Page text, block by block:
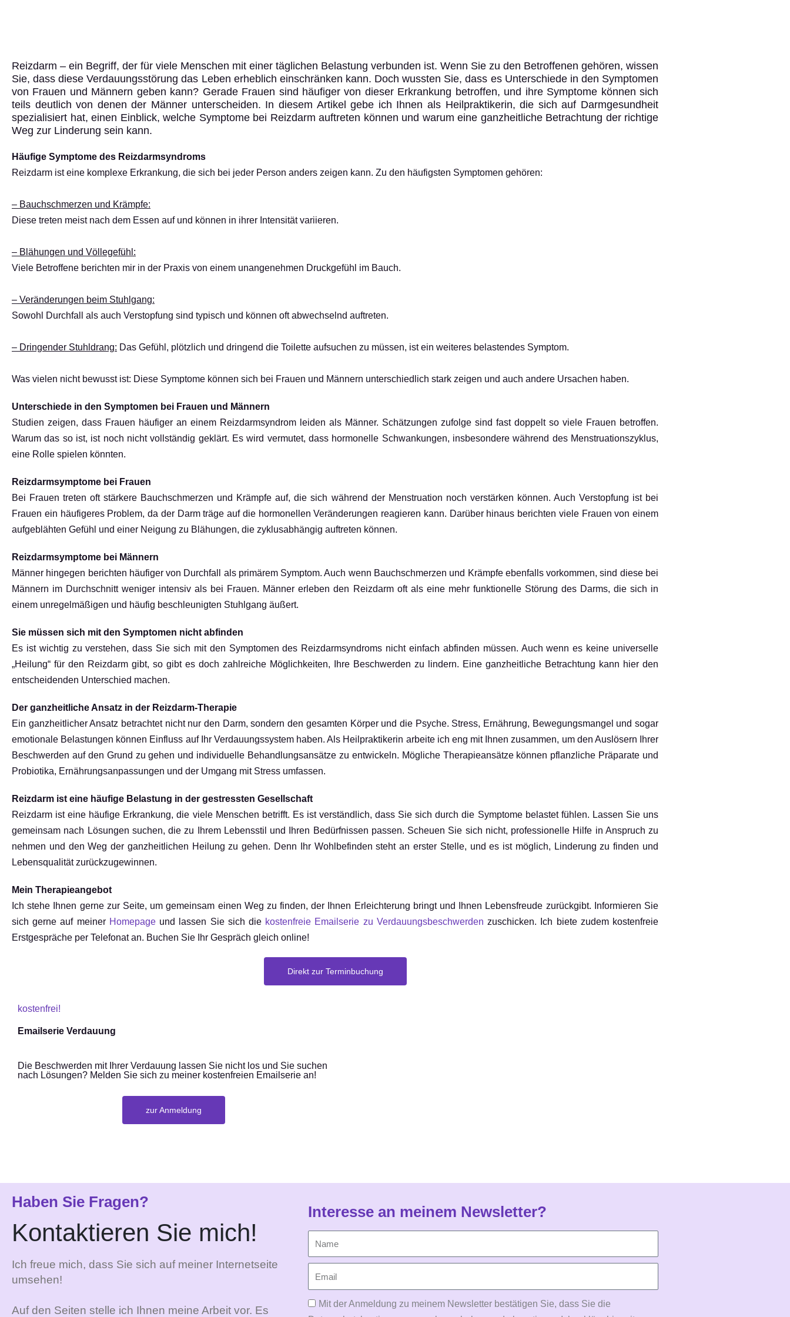
Reizdarm – ein Begriff, der für viele Menschen mit einer täglichen Belastung verbunden ist. Wenn Sie zu den Betroffenen gehören, wissen
Sie, dass diese Verdauungsstörung das Leben erheblich einschränken kann. Doch wussten Sie, dass es Unterschiede in den Symptomen
von Frauen und Männern geben kann? Gerade Frauen sind häufiger von dieser Erkrankung betroffen, und ihre Symptome können sich
teils deutlich von denen der Männer unterscheiden. In diesem Artikel gebe ich Ihnen als Heilpraktikerin, die sich auf Darmgesundheit
spezialisiert hat, einen Einblick, welche Symptome bei Reizdarm auftreten können und warum eine ganzheitliche Betrachtung der richtige
Weg zur Linderung sein kann.
Häufige Symptome des Reizdarmsyndroms
Reizdarm ist eine komplexe Erkrankung, die sich bei jeder Person anders zeigen kann. Zu den häufigsten Symptomen gehören:
– Bauchschmerzen und Krämpfe:
Diese treten meist nach dem Essen auf und können in ihrer Intensität variieren.
– Blähungen und Völlegefühl:
Viele Betroffene berichten mir in der Praxis von einem unangenehmen Druckgefühl im Bauch.
– Veränderungen beim Stuhlgang:
Sowohl Durchfall als auch Verstopfung sind typisch und können oft abwechselnd auftreten.
– Dringender Stuhldrang: Das Gefühl, plötzlich und dringend die Toilette aufsuchen zu müssen, ist ein weiteres belastendes Symptom.
Was vielen nicht bewusst ist: Diese Symptome können sich bei Frauen und Männern unterschiedlich stark zeigen und auch andere Ursachen haben.
Unterschiede in den Symptomen bei Frauen und Männern
Studien zeigen, dass Frauen häufiger an einem Reizdarmsyndrom leiden als Männer. Schätzungen zufolge sind fast doppelt so viele Frauen betroffen.
Warum das so ist, ist noch nicht vollständig geklärt. Es wird vermutet, dass hormonelle Schwankungen, insbesondere während des Menstruationszyklus,
eine Rolle spielen könnten.
Reizdarmsymptome bei Frauen
Bei Frauen treten oft stärkere Bauchschmerzen und Krämpfe auf, die sich während der Menstruation noch verstärken können. Auch Verstopfung ist bei
Frauen ein häufigeres Problem, da der Darm träge auf die hormonellen Veränderungen reagieren kann. Darüber hinaus berichten viele Frauen von einem
aufgeblähten Gefühl und einer Neigung zu Blähungen, die zyklusabhängig auftreten können.
Reizdarmsymptome bei Männern
Männer hingegen berichten häufiger von Durchfall als primärem Symptom. Auch wenn Bauchschmerzen und Krämpfe ebenfalls vorkommen, sind diese bei
Männern im Durchschnitt weniger intensiv als bei Frauen. Männer erleben den Reizdarm oft als eine mehr funktionelle Störung des Darms, die sich in
einem unregelmäßigen und häufig beschleunigten Stuhlgang äußert.
Sie müssen sich mit den Symptomen nicht abfinden
Es ist wichtig zu verstehen, dass Sie sich mit den Symptomen des Reizdarmsyndroms nicht einfach abfinden müssen. Auch wenn es keine universelle
„Heilung“ für den Reizdarm gibt, so gibt es doch zahlreiche Möglichkeiten, Ihre Beschwerden zu lindern. Eine ganzheitliche Betrachtung kann hier den
entscheidenden Unterschied machen.
Der ganzheitliche Ansatz in der Reizdarm-Therapie
Ein ganzheitlicher Ansatz betrachtet nicht nur den Darm, sondern den gesamten Körper und die Psyche. Stress, Ernährung, Bewegungsmangel und sogar
emotionale Belastungen können Einfluss auf Ihr Verdauungssystem haben. Als Heilpraktikerin arbeite ich eng mit Ihnen zusammen, um den Auslösern Ihrer
Beschwerden auf den Grund zu gehen und individuelle Behandlungsansätze zu entwickeln. Mögliche Therapieansätze können pflanzliche Präparate und
Probiotika, Ernährungsanpassungen und der Umgang mit Stress umfassen.
Reizdarm ist eine häufige Belastung in der gestressten Gesellschaft
Reizdarm ist eine häufige Erkrankung, die viele Menschen betrifft. Es ist verständlich, dass Sie sich durch die Symptome belastet fühlen. Lassen Sie uns
gemeinsam nach Lösungen suchen, die zu Ihrem Lebensstil und Ihren Bedürfnissen passen. Scheuen Sie sich nicht, professionelle Hilfe in Anspruch zu
nehmen und den Weg der ganzheitlichen Heilung zu gehen. Denn Ihr Wohlbefinden steht an erster Stelle, und es ist möglich, Linderung zu finden und
Lebensqualität zurückzugewinnen.
Mein Therapieangebot
Ich stehe Ihnen gerne zur Seite, um gemeinsam einen Weg zu finden, der Ihnen Erleichterung bringt und Ihnen Lebensfreude zurückgibt. Informieren Sie
sich gerne auf meiner Homepageund lassen Sie sich die kostenfreie Emailserie zu Verdauungsbeschwerden zuschicken. Ich biete zudem kostenfreie
Erstgespräche per Telefonat an. Buchen Sie Ihr Gespräch gleich online!
Direkt zur Terminbuchung
kostenfrei!
Emailserie Verdauung
Die Beschwerden mit Ihrer Verdauung lassen Sie nicht los und Sie suchen
nach Lösungen? Melden Sie sich zu meiner kostenfreien Emailserie an!
zur Anmeldung
Haben Sie Fragen?
Kontaktieren Sie mich!
Ich freue mich, dass Sie sich auf meiner Internetseite
umsehen!
Auf den Seiten stelle ich Ihnen meine Arbeit vor. Es
Interesse an meinem Newsletter?
Mit der Anmeldung zu meinem Newsletter bestätigen Sie, dass Sie die